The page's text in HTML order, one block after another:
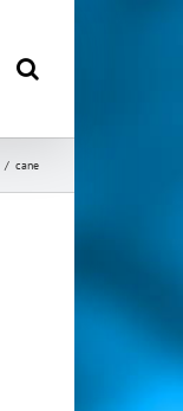
/ cane